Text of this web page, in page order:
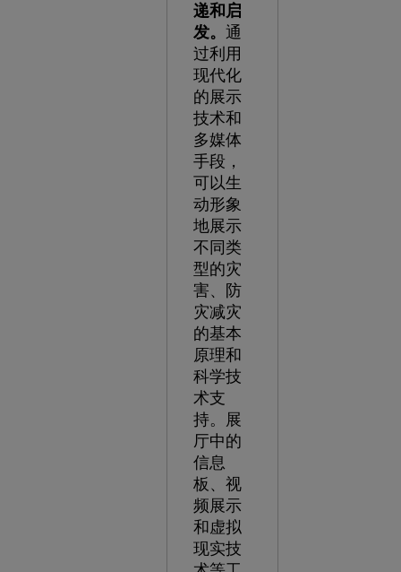
递和启
发。 通
过利用
现代化
的展示
技术和
多媒体
手段，
可以生
动形象
地展示
不同类
型的灾
害、防
灾减灾
的基本
原理和
科学技
术支
持。展
厅中的
信息
板、视
频展示
和虚拟
现实技